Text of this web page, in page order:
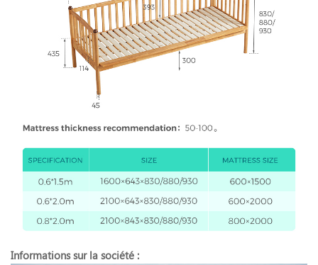
Informations sur la société :